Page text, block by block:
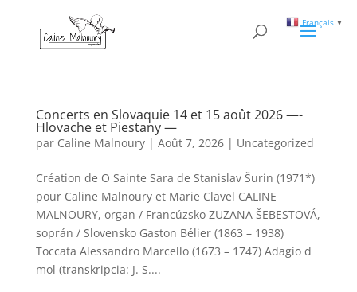
Concerts en Slovaquie 14 et 15 août 2026 —-
Hlovache et Piestany —
par Caline Malnoury| Août 7, 2026| Uncategorized
Création de O Sainte Sara de Stanislav Šurin (1971*)
pour Caline Malnoury et Marie Clavel CALINE
MALNOURY, organ / Francúzsko ZUZANA ŠEBESTOVÁ,
soprán / Slovensko Gaston Bélier (1863 – 1938)
Toccata Alessandro Marcello (1673 – 1747) Adagio d
mol (transkripcia: J. S....
Français ▼